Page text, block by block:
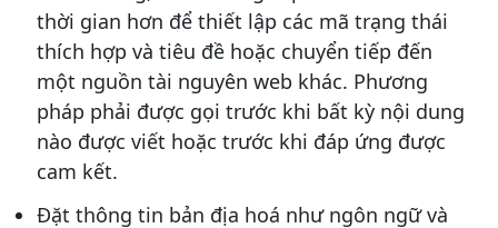
thời gian hơn để thiết lập các mã trạng thái
thích hợp và tiêu đề hoặc chuyển tiếp đến
một nguồn tài nguyên web khác. Phương
pháp phải được gọi trước khi bất kỳ nội dung
nào được viết hoặc trước khi đáp ứng được
cam kết.
Đặt thông tin bản địa hoá như ngôn ngữ và